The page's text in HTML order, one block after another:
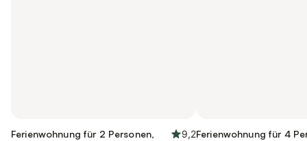
Ferienwohnung für 2 Personen,
9,2Ferienwohnung für 4